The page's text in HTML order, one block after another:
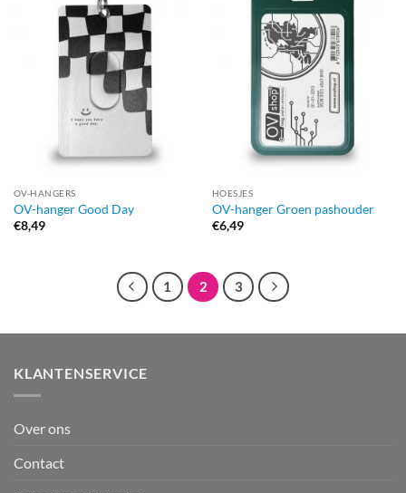
OV-HANGERS
OV-hanger Good Day
€8,49
HOESJES
OV-hanger Groen pashouder
€6,49
1 2 3
KLANTENSERVICE
Over ons
Contact